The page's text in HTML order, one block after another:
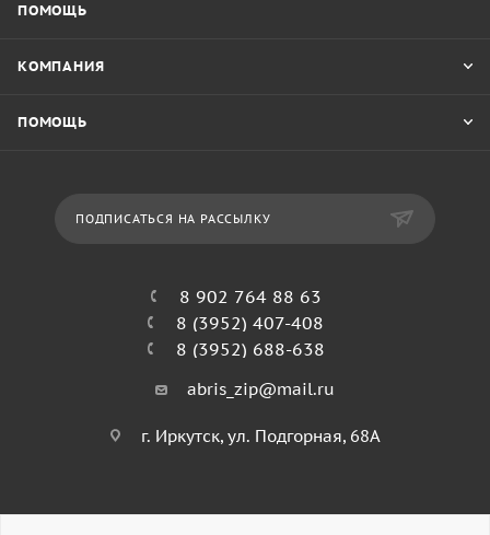
ПОМОЩЬ
КОМПАНИЯ
ПОМОЩЬ
ПОДПИСАТЬСЯ НА РАССЫЛКУ
8 902 764 88 63
8 (3952) 407-408
8 (3952) 688-638
abris_zip@mail.ru
г. Иркутск, ул. Подгорная, 68А